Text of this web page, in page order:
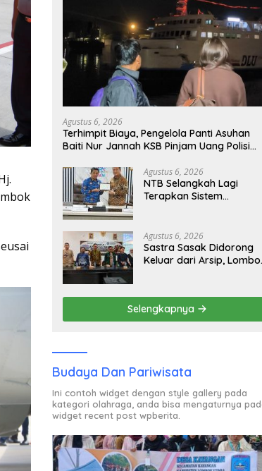
Agustus 6, 2026
Terhimpit Biaya, Pengelola Panti Asuhan
Baiti Nur Jannah KSB Pinjam Uang Polisi
Kunjung Tuntas
Agustus 6, 2026
NTB Selangkah Lagi
Terapkan Sistem
Agustus 6, 2026
Sastra Sasak Didorong
Keluar dari Arsip,
Muda
Selengkapnya
Budaya Dan Pariwisata
Ini contoh widget dengan style gallery pada
kategori olahraga, anda bisa mengaturnya
widget recent post wpberita.